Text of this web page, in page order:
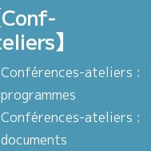
Conf-
】
Conférences-ateliers :
programmes
Conférences-ateliers :
documents